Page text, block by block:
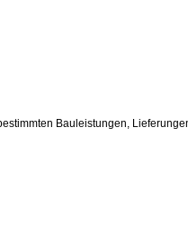
Bauleistungen,